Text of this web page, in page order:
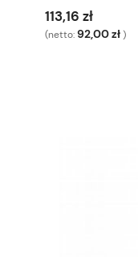
113,16 zł
(netto:92,00 zł )